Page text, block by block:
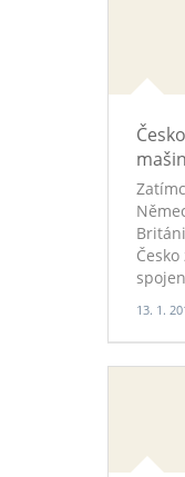
svůj
který
13. 1.